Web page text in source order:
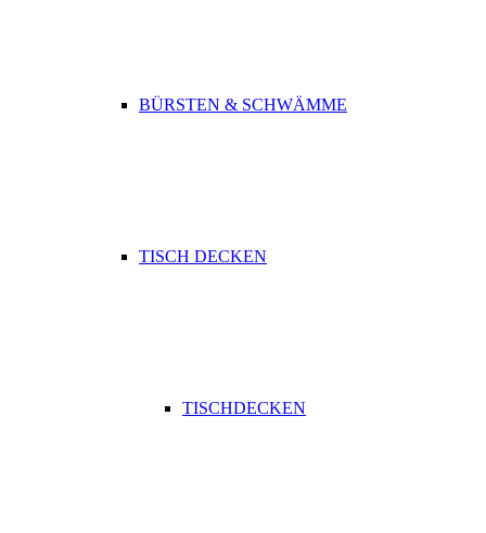
BÜRSTEN & SCHWÄMME
TISCH DECKEN
TISCHDECKEN